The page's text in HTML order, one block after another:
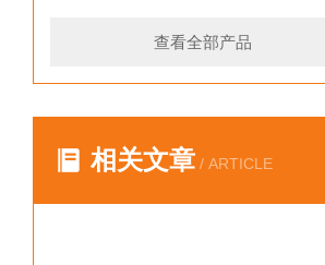
查看全部产品
相关文章 / ARTICLE